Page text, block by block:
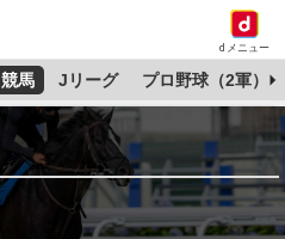
dメニュー
競馬 Jリーグ プロ野球（2軍）